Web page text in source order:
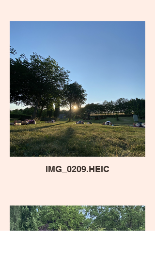
IMG_0209.HEIC